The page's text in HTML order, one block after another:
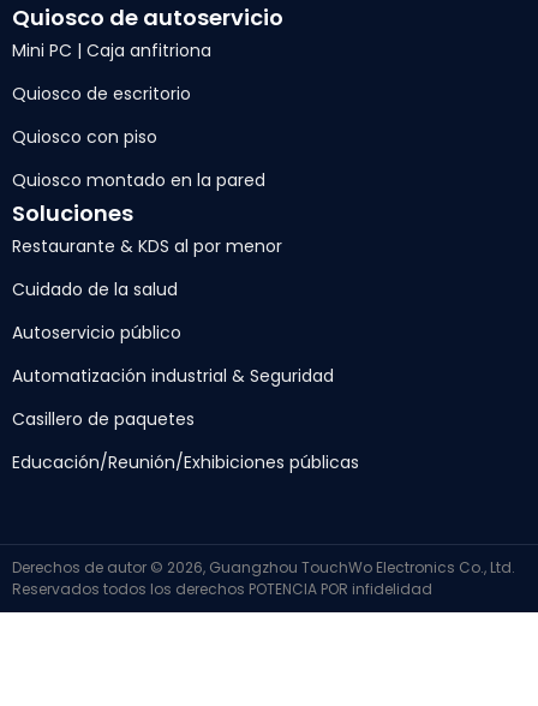
Quiosco de autoservicio
Mini PC | Caja anfitriona
Quiosco de escritorio
Quiosco con piso
Quiosco montado en la pared
Soluciones
Restaurante & KDS al por menor
Cuidado de la salud
Autoservicio público
Automatización industrial & Seguridad
Casillero de paquetes
Educación/Reunión/Exhibiciones públicas
Derechos de autor © 2026, Guangzhou TouchWo Electronics Co., Ltd.
Reservados todos los derechos POTENCIA POR infidelidad